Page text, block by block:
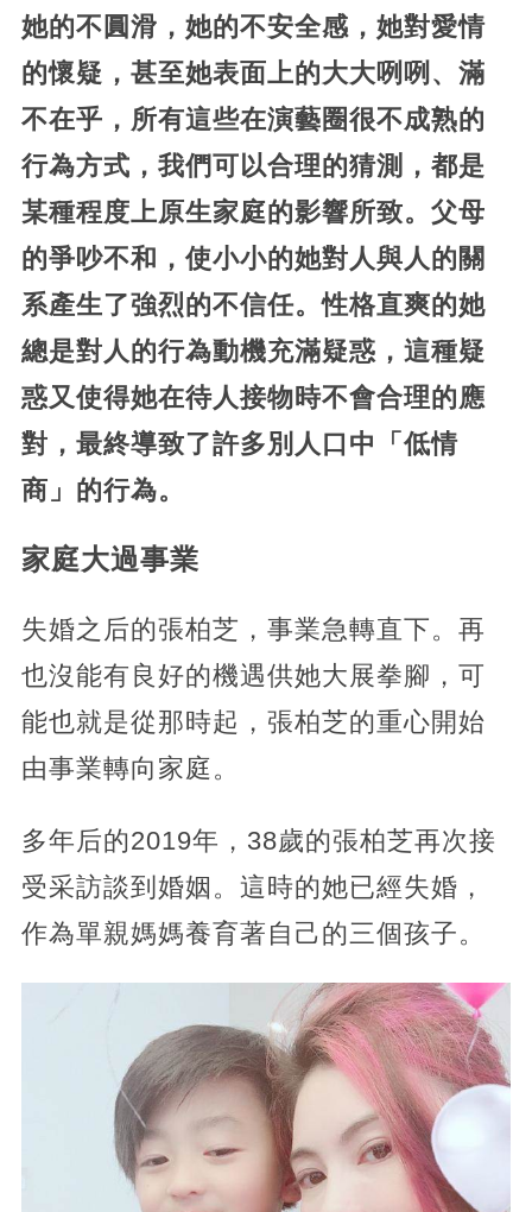
她的不圓滑，她的不安全感，她對愛情
的懷疑，甚至她表面上的大大咧咧、滿
不在乎，所有這些在演藝圈很不成熟的
行為方式，我們可以合理的猜測，都是
某種程度上原生家庭的影響所致。父母
的爭吵不和，使小小的她對人與人的關
系產生了強烈的不信任。性格直爽的她
總是對人的行為動機充滿疑惑，這種疑
惑又使得她在待人接物時不會合理的應
對，最終導致了許多別人口中「低情
商」的行為。
家庭大過事業
失婚之后的張柏芝，事業急轉直下。再
也沒能有良好的機遇供她大展拳腳，可
能也就是從那時起，張柏芝的重心開始
由事業轉向家庭。
多年后的2019年，38歲的張柏芝再次接
受采訪談到婚姻。這時的她已經失婚，
作為單親媽媽養育著自己的三個孩子。